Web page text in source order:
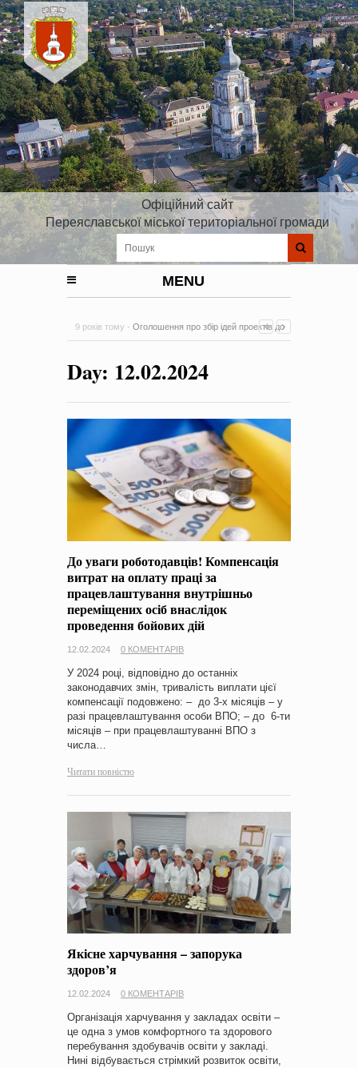
Офіційний сайт
Переяславської міської територіальної громади
MENU
9 років тому - Оголошення про збір ідей проектів до
на період 2018 – 2020 роки Оголошення про збір ідей
проектів
-0 Коментарів
Day: 12.02.2024
До уваги роботодавців! Компенсація
витрат на оплату праці за
працевлаштування внутрішньо
переміщених осіб внаслідок
проведення бойових дій
12.02.2024 0 КОМЕНТАРІВ
У 2024 році, відповідно до останніх
законодавчих змін, тривалість виплати цієї
компенсації подовжено: – до 3-х місяців – у
разі працевлаштування особи ВПО; – до 6-ти
місяців – при працевлаштуванні ВПО з
числа…
Читати повністю
Якісне харчування – запорука
здоров’я
12.02.2024 0 КОМЕНТАРІВ
Організація харчування у закладах освіти –
це одна з умов комфортного та здорового
перебування здобувачів освіти у закладі.
Нині відбувається стрімкий розвиток освіти,